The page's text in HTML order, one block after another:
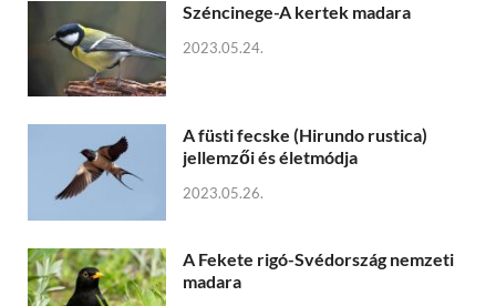
Széncinege-A kertek madara
2023.05.24.
A füsti fecske (Hirundo rustica)
jellemzői és életmódja
2023.05.26.
A Fekete rigó-Svédország nemzeti
madara